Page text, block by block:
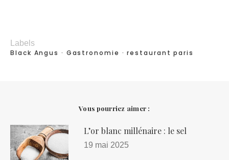
Labels
Black Angus
Gastronomie restaurant paris
Vous pourriez aimer :
L’or blanc millénaire : le sel
19 mai 2025